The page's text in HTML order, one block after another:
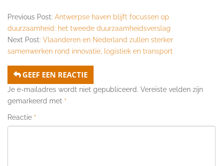
Previous Post: Antwerpse haven blijft focussen op
duurzaamheid: het tweede duurzaamheidsverslag
Next Post: Vlaanderen en Nederland zullen sterker
samenwerken rond innovatie, logistiek en transport
GEEF EEN REACTIE
Je e-mailadres wordt niet gepubliceerd. Vereiste velden zijn
gemarkeerd met *
Reactie *